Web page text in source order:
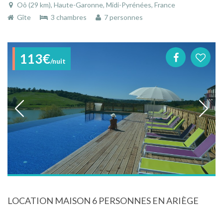
Oô (29 km), Haute-Garonne, Midi-Pyrénées, France
Gîte
3 chambres 7 personnes
113€/nuit
LOCATION MAISON 6 PERSONNES EN ARIÈGE